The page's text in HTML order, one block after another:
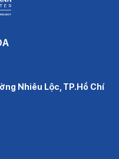
Nhiêu Lộc, TP.Hồ Chí